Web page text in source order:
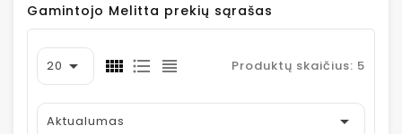
Gamintojo Melitta prekių sąrašas
20  Produktų skaičius: 5
Aktualumas 